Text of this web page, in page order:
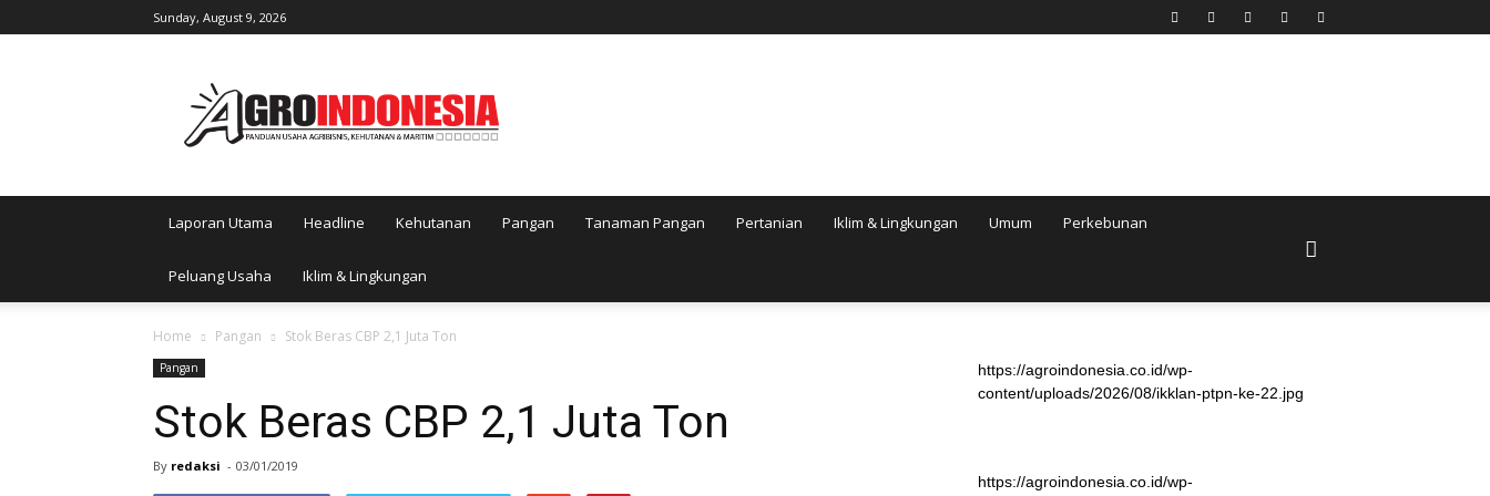
Sunday, August 9, 2026
Laporan Utama Headline Kehutanan Pangan Tanaman Pangan Pertanian Iklim & Lingkungan Umum Perkebunan
Peluang Usaha Iklim & Lingkungan
Home Pangan Stok Beras CBP 2,1 Juta Ton
Pangan
Stok Beras CBP 2,1 Juta Ton
By redaksi - 03/01/2019
https://agroindonesia.co.id/wp-
content/uploads/2026/08/ikklan-ptpn-ke-22.jpg
https://agroindonesia.co.id/wp-